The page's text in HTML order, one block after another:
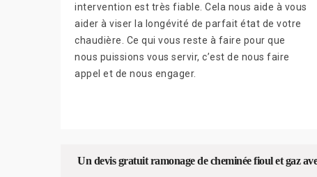
intervention est très fiable. Cela nous aide à vous
aider à viser la longévité de parfait état de votre
chaudière. Ce qui vous reste à faire pour que
nous puissions vous servir, c’est de nous faire
appel et de nous engager.
Un devis gratuit ramonage de cheminée fioul et gaz